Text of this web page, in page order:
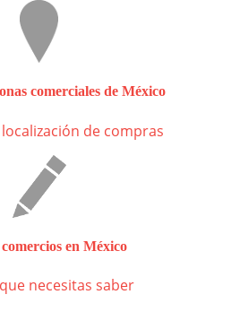
comerciales de México
de compras
en México
necesitas saber